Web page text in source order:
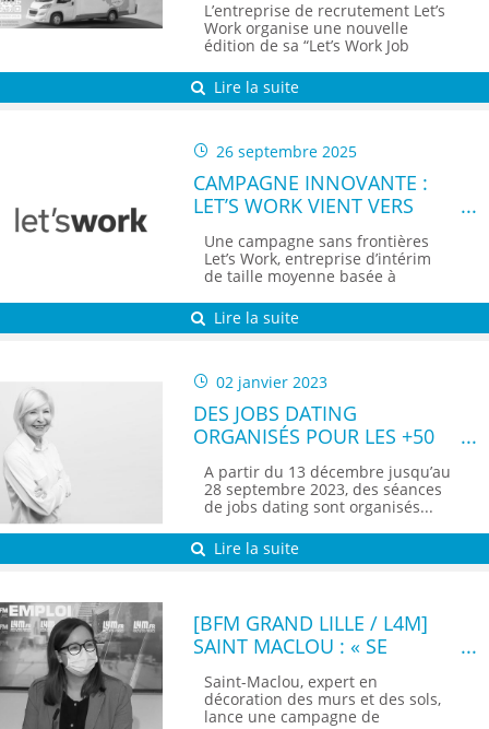
RECRUTER EN BELGIQUE
L’entreprise de recrutement Let’s
Work organise une nouvelle
édition de sa “Let’s Work Job
Lire la suite
26 septembre 2025
CAMPAGNE INNOVANTE :
LET’S WORK VIENT VERS
Une campagne sans frontières
Let’s Work, entreprise d’intérim
de taille moyenne basée à
Lire la suite
02 janvier 2023
DES JOBS DATING
ORGANISÉS POUR LES +50
ANS DANS LA MÉTROPOLE
LILLOISE
A partir du 13 décembre jusqu’au
28 septembre 2023, des séances
de jobs dating sont organisés...
Lire la suite
[BFM GRAND LILLE / L4M]
SAINT MACLOU : « SE
RENOUVELER, C’EST LA
FORCE DE NOTRE
ENTREPRISE »
Saint-Maclou, expert en
décoration des murs et des sols,
lance une campagne de